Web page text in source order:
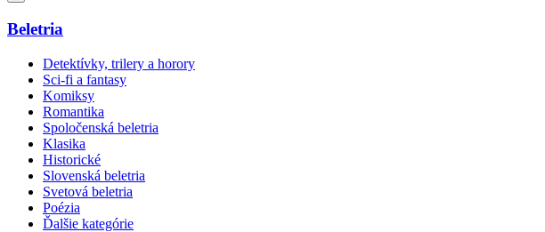
Beletria
Detektívky, trilery a horory
Sci-fi a fantasy
Komiksy
Romantika
Spoločenská beletria
Klasika
Historické
Slovenská beletria
Svetová beletria
Poézia
Ďalšie kategórie